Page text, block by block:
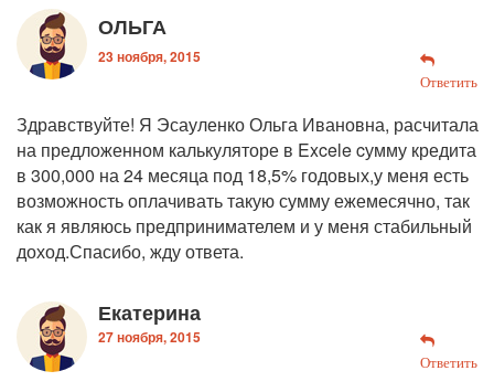
ОЛЬГА
23 ноября, 2015
Ответить
Здравствуйте! Я Эсауленко Ольга Ивановна, расчитала
на предложенном калькуляторе в Excele cумму кредита
в 300,000 на 24 месяца под 18,5% годовых,у меня есть
возможность оплачивать такую сумму ежемесячно, так
как я являюсь предпринимателем и у меня стабильный
доход.Спасибо, жду ответа.
Екатерина
27 ноября, 2015
Ответить